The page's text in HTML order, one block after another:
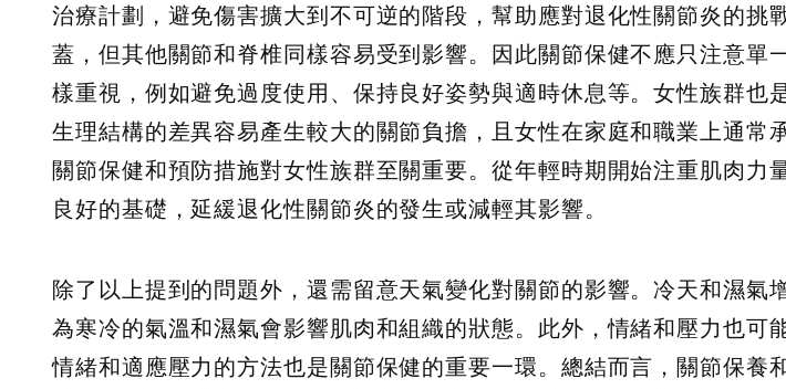
治療計劃，避免傷害擴大到不可逆的階段，幫助應對退化性關節炎的挑
蓋，但其他關節和脊椎同樣容易受到影響。因此關節保健不應只注意單
樣重視，例如避免過度使用、保持良好姿勢與適時休息等。女性族群也
生理結構的差異容易產生較大的關節負擔，且女性在家庭和職業上通常
關節保健和預防措施對女性族群至關重要。從年輕時期開始注重肌肉力
良好的基礎，延緩退化性關節炎的發生或減輕其影響。
除了以上提到的問題外，還需留意天氣變化對關節的影響。冷天和濕氣
為寒冷的氣溫和濕氣會影響肌肉和組織的狀態。此外，情緒和壓力也可
情緒和適應壓力的方法也是關節保健的重要一環。總結而言，關節保養